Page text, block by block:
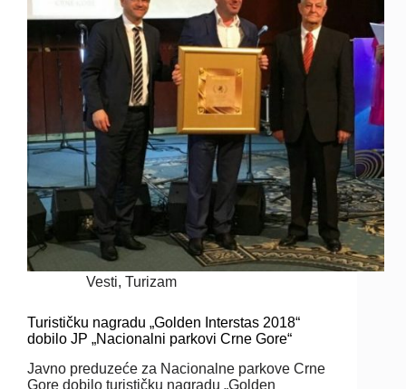
Vesti,Turizam
Turističku nagradu „Golden Interstas 2018“
dobilo JP „Nacionalni parkovi Crne Gore“
Javno preduzeće za Nacionalne parkove Crne
Gore dobilo turističku nagradu „Golden